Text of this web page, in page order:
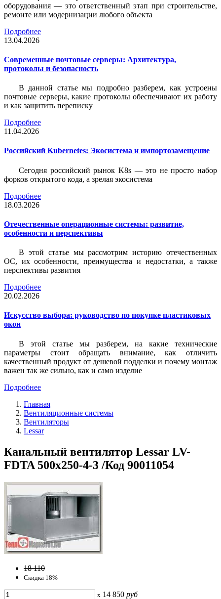
оборудования — это ответственный этап при строительстве,
ремонте или модернизации любого объекта
Подробнее
13.04.2026
Современные почтовые серверы: Архитектура,
протоколы и безопасность
В данной статье мы подробно разберем, как устроены
почтовые серверы, какие протоколы обеспечивают их работу
и как защитить переписку
Подробнее
11.04.2026
Российский Kubernetes: Экосистема и импортозамещение
Сегодня российский рынок K8s — это не просто набор
форков открытого кода, а зрелая экосистема
Подробнее
18.03.2026
Отечественные операционные системы: развитие,
особенности и перспективы
В этой статье мы рассмотрим историю отечественных
ОС, их особенности, преимущества и недостатки, а также
перспективы развития
Подробнее
20.02.2026
Искусство выбора: руководство по покупке пластиковых
окон
В этой статье мы разберем, на какие технические
параметры стоит обращать внимание, как отличить
качественный продукт от дешевой подделки и почему монтаж
важен так же сильно, как и само изделие
Подробнее
Главная
Вентиляционные системы
Вентиляторы
Lessar
Канальный вентилятор Lessar LV-
FDTA 500x250-4-3 /Код 90011054
18 110
Скидка 18%
x 14 850 руб